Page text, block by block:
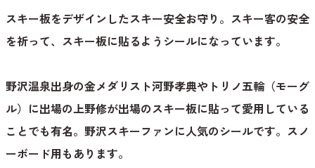
スキー板をデザインしたスキー安全お守り。スキー客の安全
を祈って、スキー板に貼るようシールになっています。
野沢温泉出身の金メダリスト河野孝典やトリノ五輪（モーグ
ル）に出場の上野修が出場のスキー板に貼って愛用している
ことでも有名。野沢スキーファンに人気のシールです。スノ
ーボード用もあります。